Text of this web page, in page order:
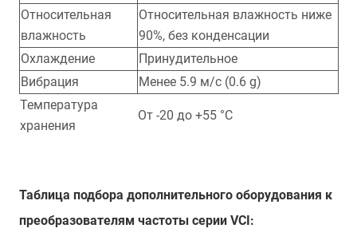
Относительная
влажность
Относительная влажность ниже
90%, без конденсации
Охлаждение
Принудительное
Вибрация
Менее 5.9 м/с (0.6 g)
Температура
хранения
От -20 до +55 °С
Таблица подбора дополнительного оборудования к
преобразователям частоты серии VCI: